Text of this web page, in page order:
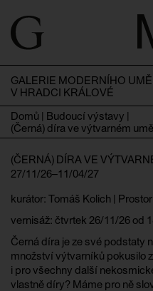
GALERIE MODERNÍHO
V HRADCI KRÁLOVÉ
Domů | Budoucí výstavy |
(Černá) díra ve výtvarném
(ČERNÁ) DÍRA VE
27/11/26–11/04/27
kurátor: Tomáš Kolich | Prostor
vernisáž: čtvrtek 26/11/26 od
Černá díra je ze své podstaty
množství výtvarníků pokusilo
i pro všechny další
vlastně díry? Máme pro ně